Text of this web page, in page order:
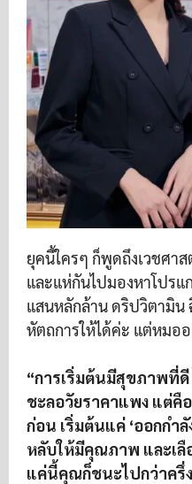
ยุคนี้ใครๆ ก็พูดถึงเวชศา
และแห่กันไปมองหาโปรแ
แสนหลักล้าน ดริปวิตามิน
หัตถการให้ได้ค่ะ แต่หมอ
“การเริ่มต้นมีสุขภาพที่
ชะลอวัยราคาแพง แต่คื
ก่อน เริ่มต้นแค่ ‘ออกกำ
หลับให้มีคุณภาพ และเลื
แค่นี้คุณก็ชนะไปกว่าครึ่